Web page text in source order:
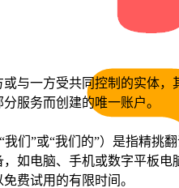
与一方受共同控制的实体，
服务而创建的唯一账户。
我们”或“我们的”）是指精挑翻
如电脑、手机或数字平板电
费试用的有限时间。